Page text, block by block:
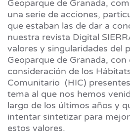
Geoparque de Granada,
una serie de acciones,
que estaban las de dar a
nuestra revista Digital
valores y singularidades del
Geoparque de Granada, con
consideración de los
Comunitario (HIC)
tema al que nos hemos
largo de los últimos años y
intentar sintetizar para
estos valores.